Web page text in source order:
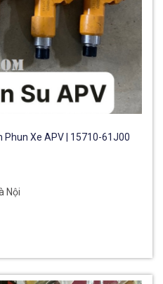
Phun Xe APV | 15710-61J00
Nội